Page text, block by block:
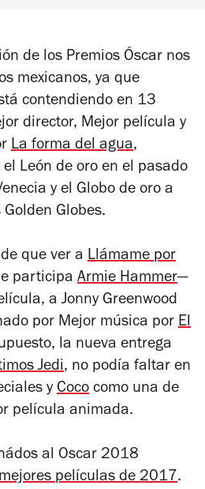
de los Premios Óscar nos
mexicanos, ya que
contendiendo en 13
director, Mejor película y
La forma del agua,
León de oro en el pasado
y el Globo de oro a
Globes.
que ver a Llámame por
participa Armie Hammer—
a Jonny Greenwood
por Mejor música por El
la nueva entrega
Jedi, no podía faltar en
yCoco como una de
película animada.
al Oscar 2018
películas de 2017.